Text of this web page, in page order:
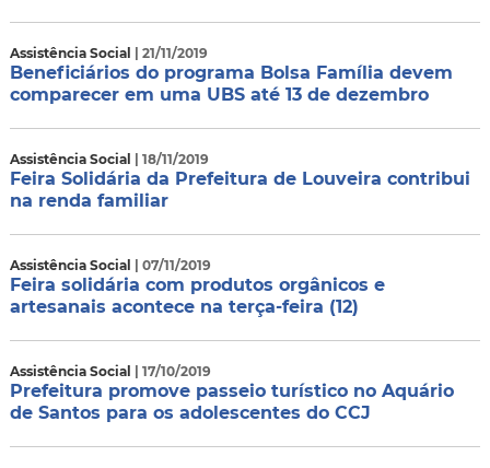
Assistência Social | 21/11/2019
Beneficiários do programa Bolsa Família devem
comparecer em uma UBS até 13 de dezembro
Assistência Social | 18/11/2019
Feira Solidária da Prefeitura de Louveira contribui
na renda familiar
Assistência Social | 07/11/2019
Feira solidária com produtos orgânicos e
artesanais acontece na terça-feira (12)
Assistência Social | 17/10/2019
Prefeitura promove passeio turístico no Aquário
de Santos para os adolescentes do CCJ